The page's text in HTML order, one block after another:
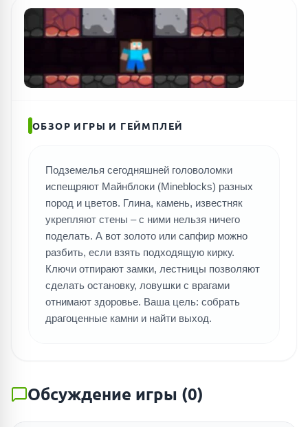
ОБЗОР ИГРЫ И ГЕЙМПЛЕЙ
Подземелья сегодняшней головоломки
испещряют Майнблоки (Mineblocks) разных
пород и цветов. Глина, камень, известняк
укрепляют стены – с ними нельзя ничего
поделать. А вот золото или сапфир можно
разбить, если взять подходящую кирку.
Ключи отпирают замки, лестницы позволяют
сделать остановку, ловушки с врагами
отнимают здоровье. Ваша цель: собрать
драгоценные камни и найти выход.
Обсуждение игры (0)